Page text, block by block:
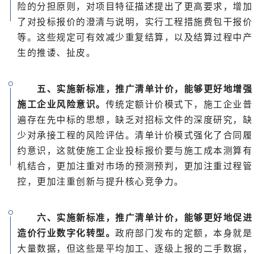
险的分担原则，对项目特征描述提出了更高要求，增加
了对投标报价的澄清与说明，实行工程措施费包干报价
等。这些规定可有效减少重复结算，以及结算过程中产
生的推诿、扯皮。
五、实施新标准，推广清单计价，能够更好地增强
施工企业风险意识。 传统定额计价模式下，施工企业普
遍存在先中标的思想，缺乏对招标文件的深度研究，缺
少对承接工程的风险评估。清单计价模式强化了合同履
约意识，这就使施工企业投标报价要与施工成本测算有
机结合，更加注重对市场的预测预判，更加注重过程管
控，更加注重创新与提升核心竞争力。
六、实施新标准，推广清单计价，能够更好地促进
造价行业数字化转型。政府部门发布的定额，本身就是
大量数据，但这些是平均加工、逐级上报的二手数据，